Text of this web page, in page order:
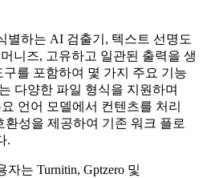
별하는 AI 검출기, 텍스트 선명도
니즈, 고유하고 일관된 출력을 생
를 포함하여 몇 가지 주요 기능
다양한 파일 형식을 지원하며
언어 모델에서 컨텐츠를 처리
성을 제공하여 기존 워크 플로
.
자는 Turnitin, Gptzero 및